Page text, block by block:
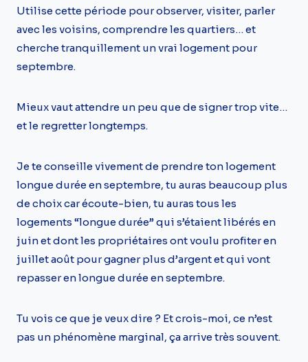
Utilise cette période pour observer, visiter, parler
avec les voisins, comprendre les quartiers… et
cherche tranquillement un vrai logement pour
septembre.
Mieux vaut attendre un peu que de signer trop vite…
et le regretter longtemps.
Je te conseille vivement de prendre ton logement
longue durée en septembre, tu auras beaucoup plus
de choix car écoute-bien, tu auras tous les
logements “longue durée” qui s’étaient libérés en
juin et dont les propriétaires ont voulu profiter en
juillet août pour gagner plus d’argent et qui vont
repasser en longue durée en septembre.
Tu vois ce que je veux dire ? Et crois-moi, ce n’est
pas un phénomène marginal, ça arrive très souvent.